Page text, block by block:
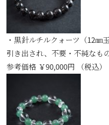
・黒針ルチルクォーツ（
引き出され、不要・不純なも
参考価格 ￥90,000円 （税込）